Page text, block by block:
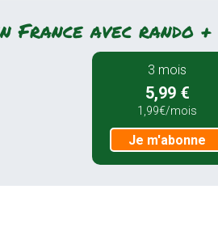
France avec rando +
3 mois
5,99 €
1,99€/mois
Je m'abonne